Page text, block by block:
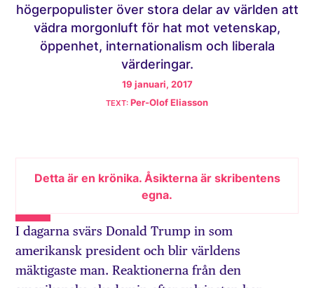
högerpopulister över stora delar av världen att
vädra morgonluft för hat mot vetenskap,
öppenhet, internationalism och liberala
värderingar.
19 januari, 2017
Per-Olof Eliasson
Detta är en krönika. Åsikterna är skribentens
egna.
I dagarna svärs Donald Trump in som
amerikansk president och blir världens
mäktigaste man. Reaktionerna från den